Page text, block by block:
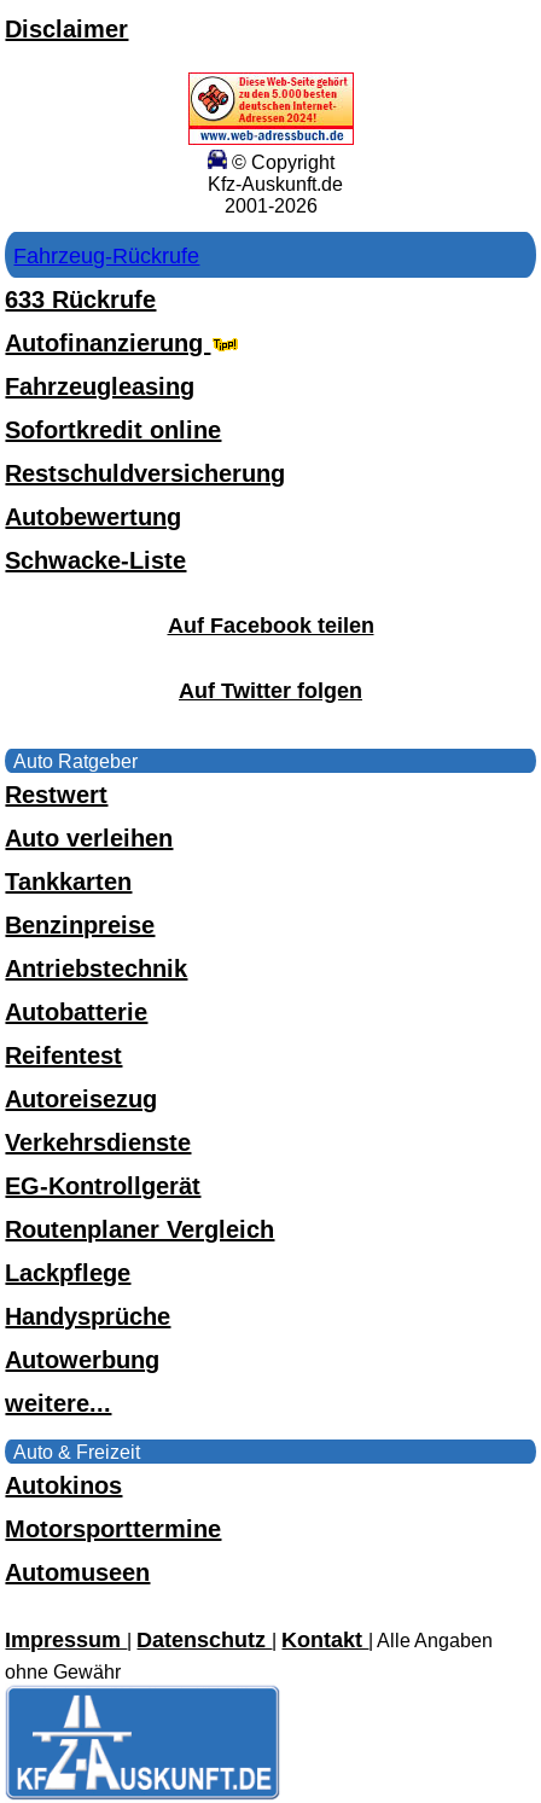
Disclaimer
© Copyright
Kfz-Auskunft.de
2001-2026
Fahrzeug-Rückrufe
633 Rückrufe
Autofinanzierung
Fahrzeugleasing
Sofortkredit online
Restschuldversicherung
Autobewertung
Schwacke-Liste
Auf Facebook teilen
Auf Twitter folgen
Auto Ratgeber
Restwert
Auto verleihen
Tankkarten
Benzinpreise
Antriebstechnik
Autobatterie
Reifentest
Autoreisezug
Verkehrsdienste
EG-Kontrollgerät
Routenplaner Vergleich
Lackpflege
Handysprüche
Autowerbung
weitere...
Auto & Freizeit
Autokinos
Motorsporttermine
Automuseen
Impressum Datenschutz Kontakt
| Alle Angaben
ohne Gewähr